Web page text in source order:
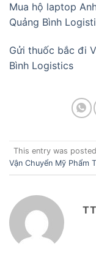
Mua hộ laptop
Quảng Bình
Gửi thuốc bắc đi
Bình Logistics
This entry was
Vận Chuyển Mỹ Phẩm